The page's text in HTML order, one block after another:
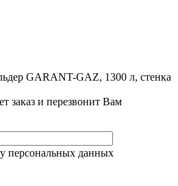
GARANT-GAZ, 1300 л, стенка
заказ и перезвонит Вам
персональных данных